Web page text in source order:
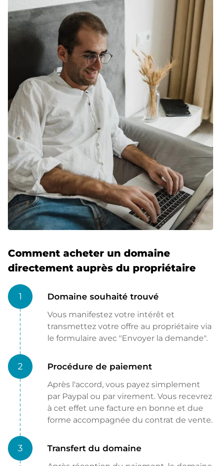
Comment acheter un domaine
directement auprès du propriétaire
1 Domaine souhaité trouvé
Vous manifestez votre intérêt et
transmettez votre offre au propriétaire via
le formulaire avec "Envoyer la demande".
2 Procédure de paiement
Après l'accord, vous payez simplement
par Paypal ou par virement. Vous recevrez
à cet effet une facture en bonne et due
forme accompagnée du contrat de vente.
3 Transfert du domaine